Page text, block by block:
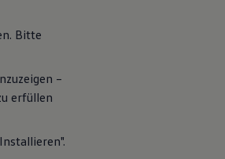
Bitte
–
erfüllen